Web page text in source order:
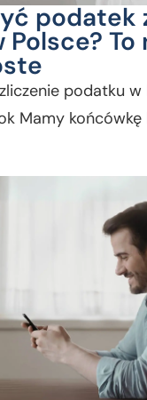
podatek
Polsce? To
podatku w
Mamy